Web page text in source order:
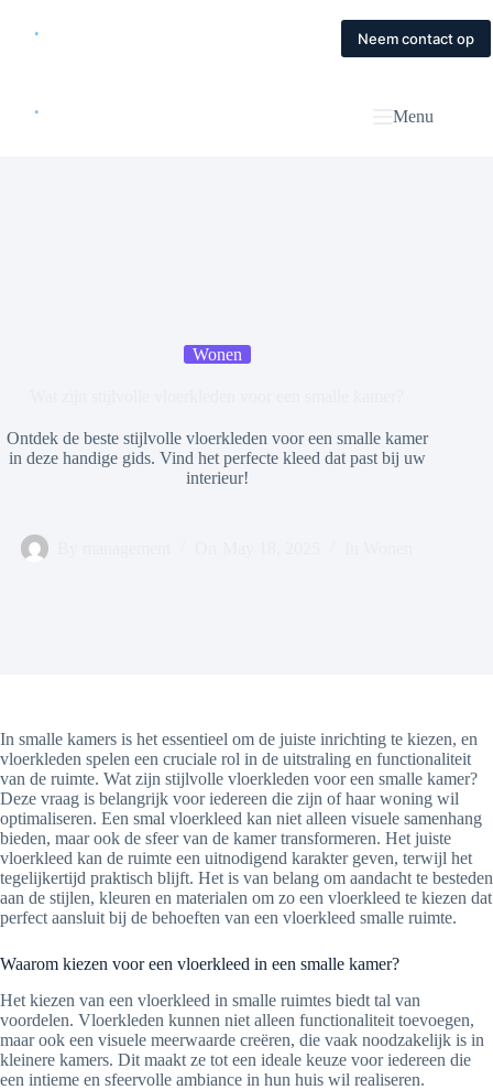
Contact
Neem contact op
Menu
Wonen
Ontdek de beste stijlvolle vloerkleden voor een smalle kamer
in deze handige gids. Vind het perfecte kleed dat past bij uw
interieur!
In smalle kamers is het essentieel om de juiste inrichting te kiezen, en
vloerkleden spelen een cruciale rol in de uitstraling en functionaliteit
van de ruimte. Wat zijn stijlvolle vloerkleden voor een smalle kamer?
Deze vraag is belangrijk voor iedereen die zijn of haar woning wil
optimaliseren. Een smal vloerkleed kan niet alleen visuele samenhang
bieden, maar ook de sfeer van de kamer transformeren. Het juiste
vloerkleed kan de ruimte een uitnodigend karakter geven, terwijl het
tegelijkertijd praktisch blijft. Het is van belang om aandacht te besteden
aan de stijlen, kleuren en materialen om zo een vloerkleed te kiezen dat
perfect aansluit bij de behoeften van een vloerkleed smalle ruimte.
Waarom kiezen voor een vloerkleed in een smalle kamer?
Het kiezen van een vloerkleed in smalle ruimtes biedt tal van
voordelen. Vloerkleden kunnen niet alleen functionaliteit toevoegen,
maar ook een visuele meerwaarde creëren, die vaak noodzakelijk is in
kleinere kamers. Dit maakt ze tot een ideale keuze voor iedereen die
een intieme en sfeervolle ambiance in hun huis wil realiseren.